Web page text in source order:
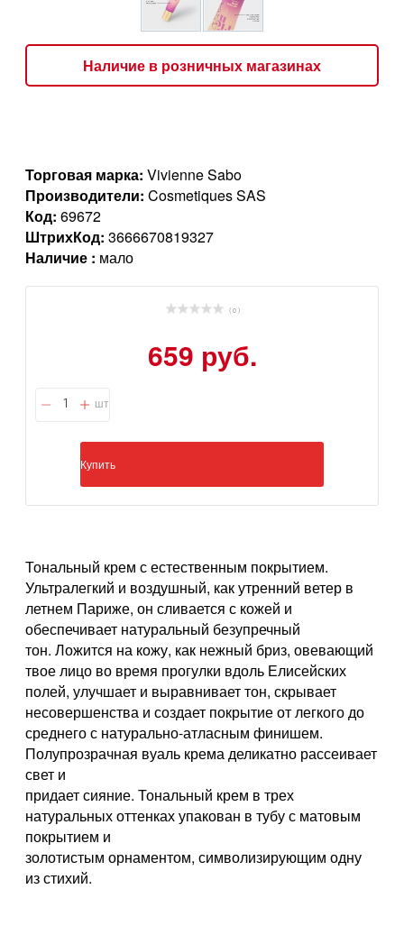
Наличие в розничных магазинах
Торговая марка: Vivienne Sabo
Производители: Cosmetiques SAS
Код: 69672
ШтрихКод: 3666670819327
Наличие : мало
( 0 )
659 руб.
шт
Купить
Тональный крем с естественным покрытием.
Ультралегкий и воздушный, как утренний ветер в
летнем Париже, он сливается с кожей и
обеспечивает натуральный безупречный
тон. Ложится на кожу, как нежный бриз, овевающий
твое лицо во время прогулки вдоль Елисейских
полей, улучшает и выравнивает тон, скрывает
несовершенства и создает покрытие от легкого до
среднего с натурально-атласным финишем.
Полупрозрачная вуаль крема деликатно рассеивает
свет и
придает сияние. Тональный крем в трех
натуральных оттенках упакован в тубу с матовым
покрытием и
золотистым орнаментом, символизирующим одну
из стихий.